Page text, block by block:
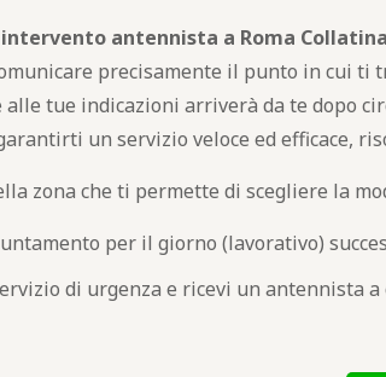
antennista a Roma Collatina
precisamente il punto in cui ti
tue indicazioni arriverà da te dopo
un servizio veloce ed efficace,
zona che ti permette di scegliere la
per il giorno (lavorativo)
di urgenza e ricevi un antennista a